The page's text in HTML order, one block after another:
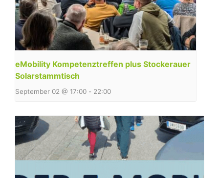
eMobility Kompetenztreffen plus Stockerauer
Solarstammtisch
September 02 @ 17:00 - 22:00